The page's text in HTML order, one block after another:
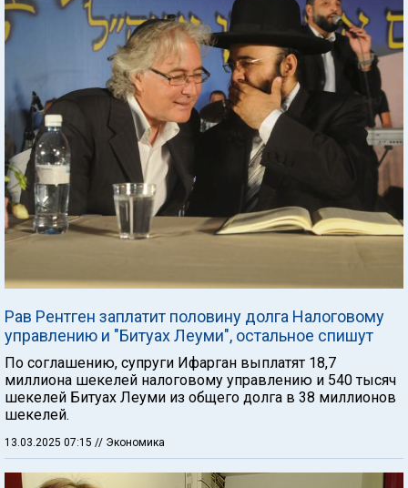
Рав Рентген заплатит половину долга Налоговому
управлению и "Битуах Леуми", остальное спишут
По соглашению, супруги Ифарган выплатят 18,7
миллиона шекелей налоговому управлению и 540 тысяч
шекелей Битуах Леуми из общего долга в 38 миллионов
шекелей.
13.03.2025 07:15 // Экономика